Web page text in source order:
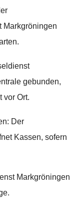
Markgröningen
gebunden,
vor Ort.
Der
Kassen, sofern
Markgröningen